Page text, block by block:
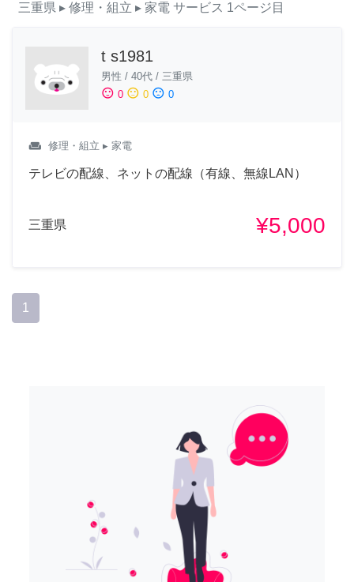
三重県 ▸ 修理・組立 ▸ 家電 サービス 1ページ目
t s1981
男性 / 40代 / 三重県
sentiment_satisfied 0 sentiment_neutral 0 sentiment_dissatisfied 0
weekend 修理・組立 ▸ 家電
テレビの配線、ネットの配線（有線、無線LAN）
三重県 ¥5,000
1